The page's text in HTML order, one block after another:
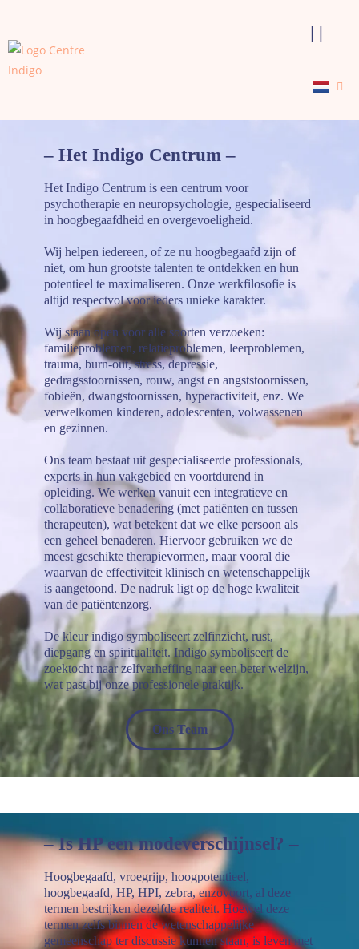
– Het Indigo Centrum –
Het Indigo Centrum is een centrum voor
psychotherapie en neuropsychologie, gespecialiseerd
in hoogbegaafdheid en overgevoeligheid.
Wij helpen iedereen, of ze nu hoogbegaafd zijn of
niet, om hun grootste talenten te ontdekken en hun
potentieel te maximaliseren. Onze werkfilosofie is
altijd respectvol voor ieders unieke karakter.
Wij staan open voor alle soorten verzoeken:
familieproblemen, relatieproblemen, leerproblemen,
trauma, burn-out, stress, depressie,
gedragsstoornissen, rouw, angst en angststoornissen,
fobieën, dwangstoornissen, hyperactiviteit, enz. We
verwelkomen kinderen, adolescenten, volwassenen
en gezinnen.
Ons team bestaat uit gespecialiseerde professionals,
experts in hun vakgebied en voortdurend in
opleiding. We werken vanuit een integratieve en
collaboratieve benadering (met patiënten en tussen
therapeuten), wat betekent dat we elke persoon als
een geheel benaderen. Hiervoor gebruiken we de
meest geschikte therapievormen, maar vooral die
waarvan de effectiviteit klinisch en wetenschappelijk
is aangetoond. De nadruk ligt op de hoge kwaliteit
van de patiëntenzorg.
De kleur indigo symboliseert zelfinzicht, rust,
diepgang en spiritualiteit. Indigo symboliseert de
zoektocht naar zelfverheffing naar een beter welzijn,
wat past bij onze professionele praktijk.
Ons Team
– Is HP een modeverschijnsel? –
Hoogbegaafd, vroegrijp, hoogpotentieel,
hoogbegaafd, HP, HPI, zebra, enzovoort, al deze
termen bestrijken dezelfde realiteit. Hoewel deze
termen zelfs binnen de wetenschappelijke
gemeenschap ter discussie kunnen staan, is leven met